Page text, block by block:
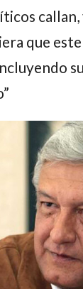
callan,
que